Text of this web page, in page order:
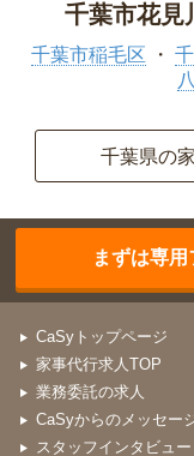
千葉市花見
千葉市稲毛区
千葉県の
まずは専
CaSyトップページ
家事代行求人TOP
業務委託の求人
CaSyからのメッセー
スタッフインタビュー